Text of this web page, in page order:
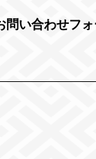
い合わせフ